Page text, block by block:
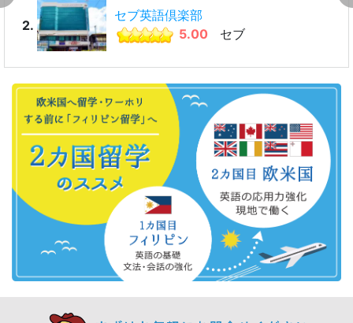
2.
セブ英語倶楽部
5.00
セブ